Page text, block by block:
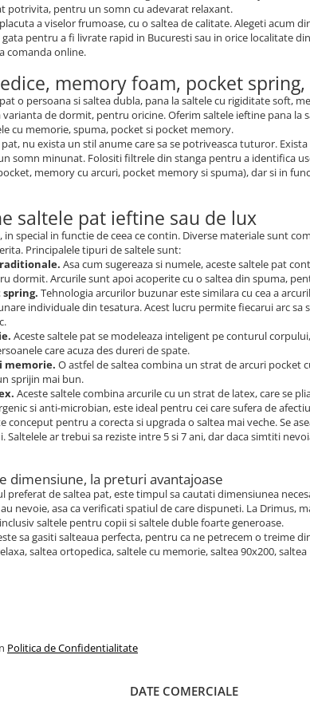
potrivita, pentru un somn cu adevarat relaxant.
a viselor frumoase, cu o saltea de calitate. Alegeti acum
gata pentru a fi livrate rapid in Bucuresti sau in orice localitate
comanda online.
memory foam, pocket
o persoana si saltea dubla, pana la saltele cu rigiditate soft,
de dormit, pentru oricine. Oferim saltele ieftine pana la
cu memorie, spuma, pocket si pocket memory.
nu exista un stil anume care sa se potriveasca tuturor.
somn minunat. Folositi filtrele din stanga pentru a identifica
memory cu arcuri, pocket memory si spuma), dar si in
saltele pat ieftine sau de lux
in special in functie de ceea ce contin. Diverse materiale sunt
Principalele tipuri de saltele sunt:
Asa cum sugereaza si numele, aceste saltele pat
dormit. Arcurile sunt apoi acoperite cu o saltea din spuma,
Tehnologia arcurilor buzunar este similara cu cea a
individuale din tesatura. Acest lucru permite fiecarui arc
Aceste saltele pat se modeleaza inteligent pe conturul
care acuza des dureri de spate.
memorie. O astfel de saltea combina un strat de arcuri pocket
sprijin mai bun.
Aceste saltele combina arcurile cu un strat de latex, care se
si anti-microbian, este ideal pentru cei care sufera de
conceput pentru a corecta si upgrada o saltea mai veche. Se
Saltelele ar trebui sa reziste intre 5 si 7 ani, dar daca simtiti
dimensiune, la preturi avantajoase
preferat de saltea pat, este timpul sa cautati dimensiunea
nevoie, asa ca verificati spatiul de care dispuneti. La Drimus,
saltele pentru copii si saltele duble foarte generoase.
sa gasiti salteaua perfecta, pentru ca ne petrecem o treime
saltea ortopedica, saltele cu memorie, saltea 90x200, saltea
Politica de Confidentialitate
DATE COMERCIALE